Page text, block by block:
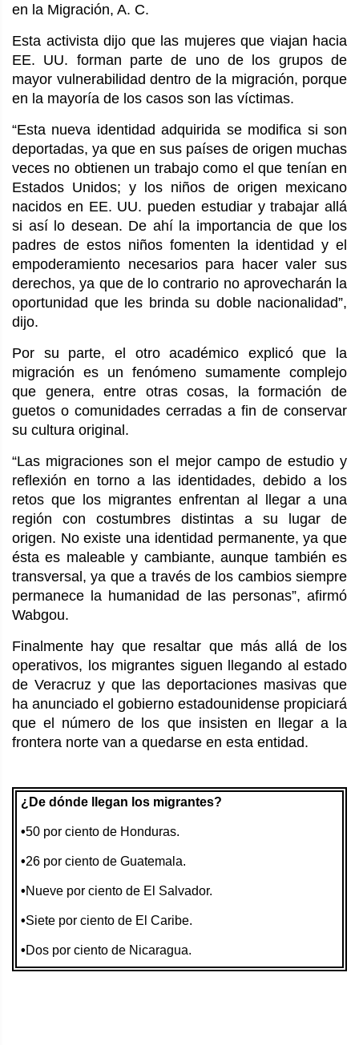
en la Migración, A. C.
Esta activista dijo que las mujeres que viajan hacia
EE. UU. forman parte de uno de los grupos de
mayor vulnerabilidad dentro de la migración, porque
en la mayoría de los casos son las víctimas.
“Esta nueva identidad adquirida se modifica si son
deportadas, ya que en sus países de origen muchas
veces no obtienen un trabajo como el que tenían en
Estados Unidos; y los niños de origen mexicano
nacidos en EE. UU. pueden estudiar y trabajar allá
si así lo desean. De ahí la importancia de que los
padres de estos niños fomenten la identidad y el
empoderamiento necesarios para hacer valer sus
derechos, ya que de lo contrario no aprovecharán la
oportunidad que les brinda su doble nacionalidad”,
dijo.
Por su parte, el otro académico explicó que la
migración es un fenómeno sumamente complejo
que genera, entre otras cosas, la formación de
guetos o comunidades cerradas a fin de conservar
su cultura original.
“Las migraciones son el mejor campo de estudio y
reflexión en torno a las identidades, debido a los
retos que los migrantes enfrentan al llegar a una
región con costumbres distintas a su lugar de
origen. No existe una identidad permanente, ya que
ésta es maleable y cambiante, aunque también es
transversal, ya que a través de los cambios siempre
permanece la humanidad de las personas”, afirmó
Wabgou.
Finalmente hay que resaltar que más allá de los
operativos, los migrantes siguen llegando al estado
de Veracruz y que las deportaciones masivas que
ha anunciado el gobierno estadounidense propiciará
que el número de los que insisten en llegar a la
frontera norte van a quedarse en esta entidad.
¿De dónde llegan los migrantes?
•50 por ciento de Honduras.
•26 por ciento de Guatemala.
•Nueve por ciento de El Salvador.
•Siete por ciento de El Caribe.
•Dos por ciento de Nicaragua.